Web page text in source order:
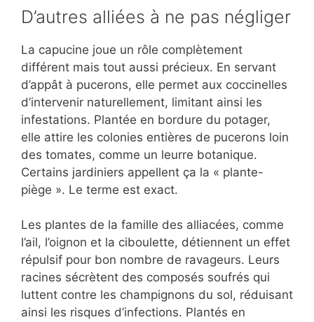
D’autres alliées à ne pas négliger
La capucine joue un rôle complètement
différent mais tout aussi précieux. En servant
d’appât à pucerons, elle permet aux coccinelles
d’intervenir naturellement, limitant ainsi les
infestations. Plantée en bordure du potager,
elle attire les colonies entières de pucerons loin
des tomates, comme un leurre botanique.
Certains jardiniers appellent ça la « plante-
piège ». Le terme est exact.
Les plantes de la famille des alliacées, comme
l’ail, l’oignon et la ciboulette, détiennent un effet
répulsif pour bon nombre de ravageurs. Leurs
racines sécrètent des composés soufrés qui
luttent contre les champignons du sol, réduisant
ainsi les risques d’infections. Plantés en